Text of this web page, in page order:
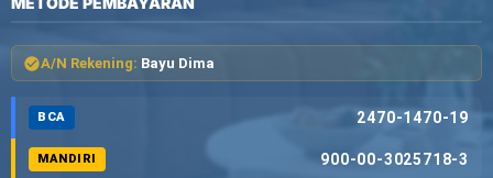
A/N Rekening: Bayu Dima
BCA 2470-1470-19
MANDIRI 900-00-3025718-3